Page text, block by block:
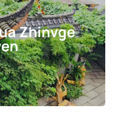
Zhinvge